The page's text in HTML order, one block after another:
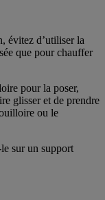
évitez d’utiliser la
que pour chauffer
pour la poser,
glisser et de prendre
ou le
sur un support